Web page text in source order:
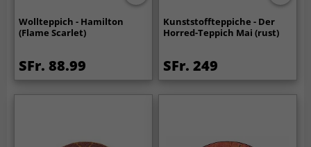
Wollteppich - Hamilton
(Flame Scarlet)
SFr. 88.99
Kunststoffteppiche - Der
Horred-Teppich Mai (rust)
SFr. 249